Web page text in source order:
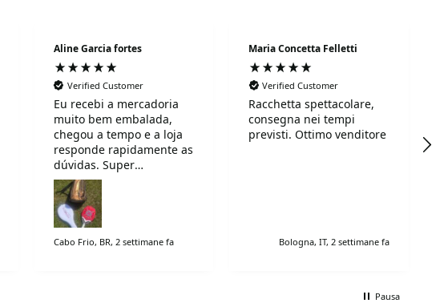
Aline Garcia fortes
Verified Customer
Eu recebi a mercadoria
muito bem embalada,
chegou a tempo e a loja
responde rapidamente as
dúvidas. Super
recomendo!
Cabo Frio, BR, 2 settimane fa
Maria Concetta Felletti
Verified Customer
Racchetta spettacolare,
consegna nei tempi
previsti. Ottimo venditore
Bologna, IT, 2 settimane fa
Pausa